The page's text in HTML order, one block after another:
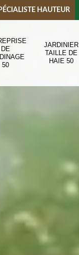
HAUTEUR
DE
50
JARDINIER
TAILLE DE
HAIE 50